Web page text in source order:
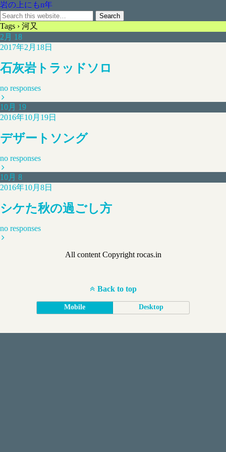
岩の上にもn年
Tags › 河又
2月 18
2017年2月18日
石灰岩トラッドソロ
no responses
10月 19
2016年10月19日
デザートソング
no responses
10月 8
2016年10月8日
シケた秋の過ごし方
no responses
All content Copyright rocas.in
Back to top
Mobile Desktop